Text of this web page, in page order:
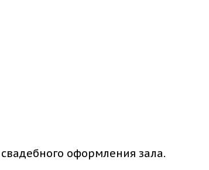
оформления зала.